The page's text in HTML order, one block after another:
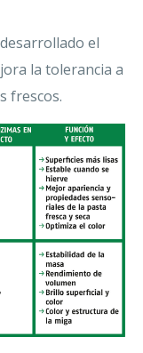
el
la tolerancia a
frescos.